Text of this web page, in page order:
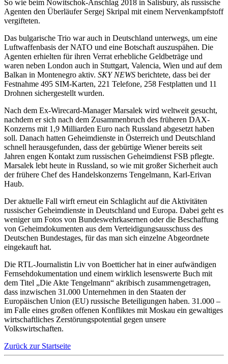
So wie beim Nowitschok-Anschlag 2018 in Salisbury, als russische
Agenten den Überläufer Sergej Skripal mit einem Nervenkampfstoff
vergifteten.
Das bulgarische Trio war auch in Deutschland unterwegs, um eine
Luftwaffenbasis der NATO und eine Botschaft auszuspähen. Die
Agenten erhielten für ihren Verrat erhebliche Geldbeträge und
waren neben London auch in Stuttgart, Valencia, Wien und auf dem
Balkan in Montenegro aktiv. SKY NEWS berichtete, dass bei der
Festnahme 495 SIM-Karten, 221 Telefone, 258 Festplatten und 11
Drohnen sichergestellt wurden.
Nach dem Ex-Wirecard-Manager Marsalek wird weltweit gesucht,
nachdem er sich nach dem Zusammenbruch des früheren DAX-
Konzerns mit 1,9 Milliarden Euro nach Russland abgesetzt haben
soll. Danach hatten Geheimdienste in Österreich und Deutschland
schnell herausgefunden, dass der gebürtige Wiener bereits seit
Jahren engen Kontakt zum russischen Geheimdienst FSB pflegte.
Marsalek lebt heute in Russland, so wie mit großer Sicherheit auch
der frühere Chef des Handelskonzerns Tengelmann, Karl-Erivan
Haub.
Der aktuelle Fall wirft erneut ein Schlaglicht auf die Aktivitäten
russischer Geheimdienste in Deutschland und Europa. Dabei geht es
weniger um Fotos von Bundeswehrkasernen oder die Beschaffung
von Geheimdokumenten aus dem Verteidigungsausschuss des
Deutschen Bundestages, für das man sich einzelne Abgeordnete
eingekauft hat.
Die RTL-Journalistin Liv von Boetticher hat in einer aufwändigen
Fernsehdokumentation und einem wirklich lesenswerte Buch mit
dem Titel „Die Akte Tengelmann“ akribisch zusammengetragen,
dass inzwischen 31.000 Unternehmen in den Staaten der
Europäischen Union (EU) russische Beteiligungen haben. 31.000 –
im Falle eines großen offenen Konfliktes mit Moskau ein gewaltiges
wirtschaftliches Zerstörungspotential gegen unsere
Volkswirtschaften.
Zurück zur Startseite